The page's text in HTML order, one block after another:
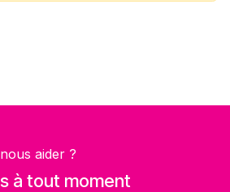
aider ?
à tout moment